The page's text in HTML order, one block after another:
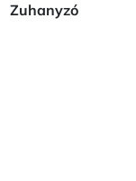
Zuhanyzó